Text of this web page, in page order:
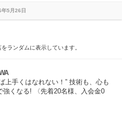
5月26日
ランダムに表示しています。
上手くはなれない！” 技術も、心も
強くなる! 〈先着20名様、入会金0